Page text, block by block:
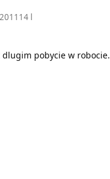
14 l
pobycie w robocie.